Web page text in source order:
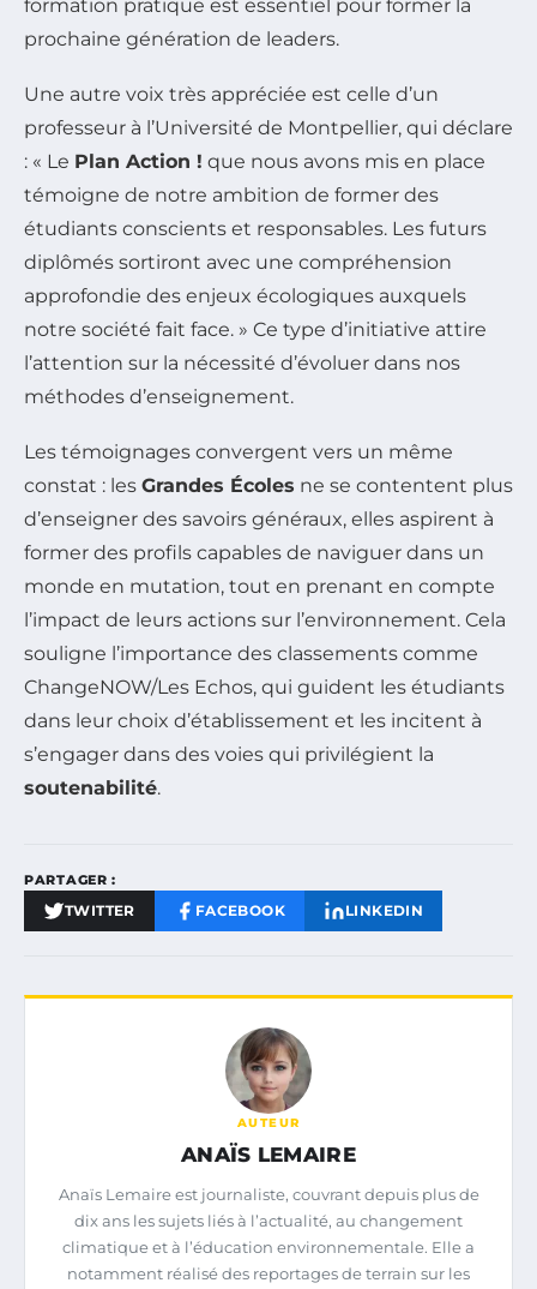
formation pratique est essentiel pour former la
prochaine génération de leaders.
Une autre voix très appréciée est celle d’un
professeur à l’Université de Montpellier, qui déclare
: « Le Plan Action ! que nous avons mis en place
témoigne de notre ambition de former des
étudiants conscients et responsables. Les futurs
diplômés sortiront avec une compréhension
approfondie des enjeux écologiques auxquels
notre société fait face. » Ce type d’initiative attire
l’attention sur la nécessité d’évoluer dans nos
méthodes d’enseignement.
Les témoignages convergent vers un même
constat : les Grandes Écoles ne se contentent plus
d’enseigner des savoirs généraux, elles aspirent à
former des profils capables de naviguer dans un
monde en mutation, tout en prenant en compte
l’impact de leurs actions sur l’environnement. Cela
souligne l’importance des classements comme
ChangeNOW/Les Echos, qui guident les étudiants
dans leur choix d’établissement et les incitent à
s’engager dans des voies qui privilégient la
soutenabilité.
PARTAGER :
TWITTER FACEBOOK LINKEDIN
AUTEUR
ANAÏS LEMAIRE
Anaïs Lemaire est journaliste, couvrant depuis plus de
dix ans les sujets liés à l’actualité, au changement
climatique et à l’éducation environnementale. Elle a
notamment réalisé des reportages de terrain sur les